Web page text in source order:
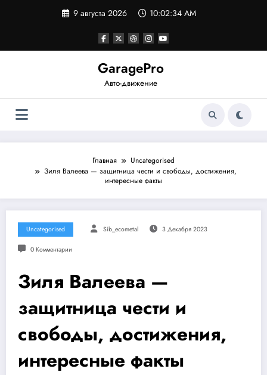
9 августа 2026 10:02:34 AM
GaragePro
Авто-движение
Главная
Uncategorised
Зиля Валеева — защитница чести и свободы, достижения,
интересные факты
Uncategorised Sib_ecometal 3 Декабря 2023
0 Комментарии
Зиля Валеева —
защитница чести и
свободы, достижения,
интересные факты